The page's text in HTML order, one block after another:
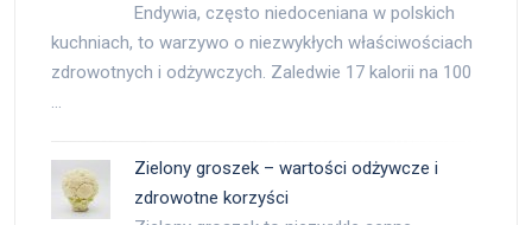
Endywia, często niedoceniana w polskich
kuchniach, to warzywo o niezwykłych właściwościach
zdrowotnych i odżywczych. Zaledwie 17 kalorii na 100
…
Zielony groszek – wartości odżywcze i
zdrowotne korzyści